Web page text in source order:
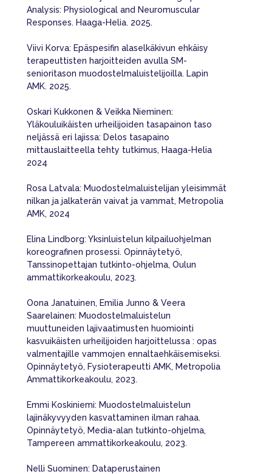
Analysis: Physiological and Neuromuscular
Responses. Haaga-Helia. 2025.
Viivi Korva: Epäspesifin alaselkäkivun ehkäisy
terapeuttisten harjoitteiden avulla SM-
senioritason muodostelmaluistelijoilla. Lapin
AMK. 2025.
Oskari Kukkonen & Veikka Nieminen:
Yläkouluikäisten urheilijoiden tasapainon taso
neljässä eri lajissa: Delos tasapaino
mittauslaitteella tehty tutkimus, Haaga-Helia
2024
Rosa Latvala: Muodostelmaluistelijan yleisimmät
nilkan ja jalkaterän vaivat ja vammat, Metropolia
AMK, 2024
Elina Lindborg: Yksinluistelun kilpailuohjelman
koreografinen prosessi. Opinnäytetyö,
Tanssinopettajan tutkinto-ohjelma, Oulun
ammattikorkeakoulu, 2023.
Oona Janatuinen, Emilia Junno & Veera
Saarelainen: Muodostelmaluistelun
muuttuneiden lajivaatimusten huomiointi
kasvuikäisten urheilijoiden harjoittelussa : opas
valmentajille vammojen ennaltaehkäisemiseksi.
Opinnäytetyö, Fysioterapeutti AMK, Metropolia
Ammattikorkeakoulu, 2023.
Emmi Koskiniemi: Muodostelmaluistelun
lajinäkyvyyden kasvattaminen ilman rahaa.
Opinnäytetyö, Media-alan tutkinto-ohjelma,
Tampereen ammattikorkeakoulu, 2023.
Nelli Suominen: Dataperustainen